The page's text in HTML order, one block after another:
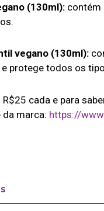
(130ml): contém
vegano (130ml):
protege todos os
cada e para
marca: https://